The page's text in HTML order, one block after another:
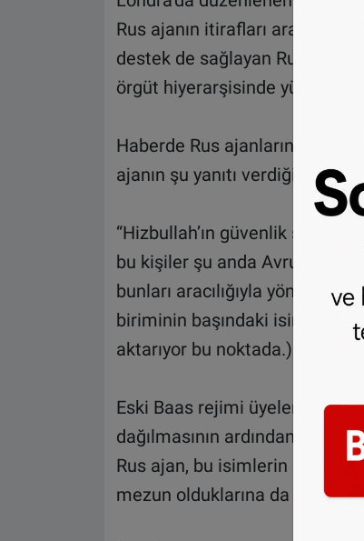
Rus ajanın itirafları arasında
destek de sağlayan Rus gizli
örgüt hiyerarşisinde
Haberde Rus ajanlarının
ajanın şu yanıtı verdiği
“Hizbullah’ın güvenlik şefinin
bu kişiler şu anda Avrupa’da
bunları aracılığıyla
biriminin başındaki isim olan
aktarıyor bu noktada.)
Eski Baas rejimi üyelerinin ve
dağılmasının ardından DAEŞ
Rus ajan, bu isimlerin hemen
mezun olduklarına da dikkat